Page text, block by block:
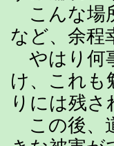
こんな場
など、余程
やはり何
け、これ
りには残さ
この後、